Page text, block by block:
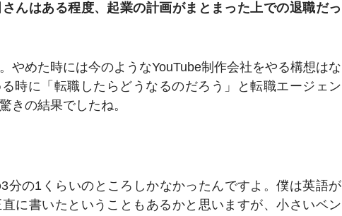
んはある程度、起業の計画がまとまった上での退職だっ
やめた時には今のようなYouTube制作会社をやる構想はな
時に「転職したらどうなるのだろう」と転職エージェン
きの結果でしたね。
分の1くらいのところしかなかったんですよ。僕は英語が
に書いたということもあるかと思いますが、小さいベン